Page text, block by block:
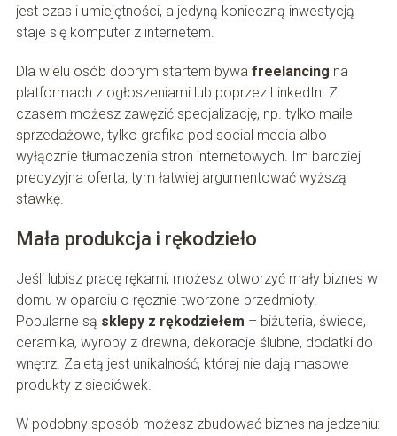
jest czas i umiejętności, a jedyną konieczną inwestycją
staje się komputer z internetem.
Dla wielu osób dobrym startem bywa freelancing na
platformach z ogłoszeniami lub poprzez LinkedIn. Z
czasem możesz zawęzić specjalizację, np. tylko maile
sprzedażowe, tylko grafika pod social media albo
wyłącznie tłumaczenia stron internetowych. Im bardziej
precyzyjna oferta, tym łatwiej argumentować wyższą
stawkę.
Mała produkcja i rękodzieło
Jeśli lubisz pracę rękami, możesz otworzyć mały biznes w
domu w oparciu o ręcznie tworzone przedmioty.
Popularne są sklepy z rękodziełem – biżuteria, świece,
ceramika, wyroby z drewna, dekoracje ślubne, dodatki do
wnętrz. Zaletą jest unikalność, której nie dają masowe
produkty z sieciówek.
W podobny sposób możesz zbudować biznes na jedzeniu: